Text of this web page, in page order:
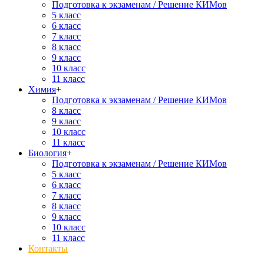
Подготовка к экзаменам / Решение КИМов
5 класс
6 класс
7 класс
8 класс
9 класс
10 класс
11 класс
Химия+
Подготовка к экзаменам / Решение КИМов
8 класс
9 класс
10 класс
11 класс
Биология+
Подготовка к экзаменам / Решение КИМов
5 класс
6 класс
7 класс
8 класс
9 класс
10 класс
11 класс
Контакты